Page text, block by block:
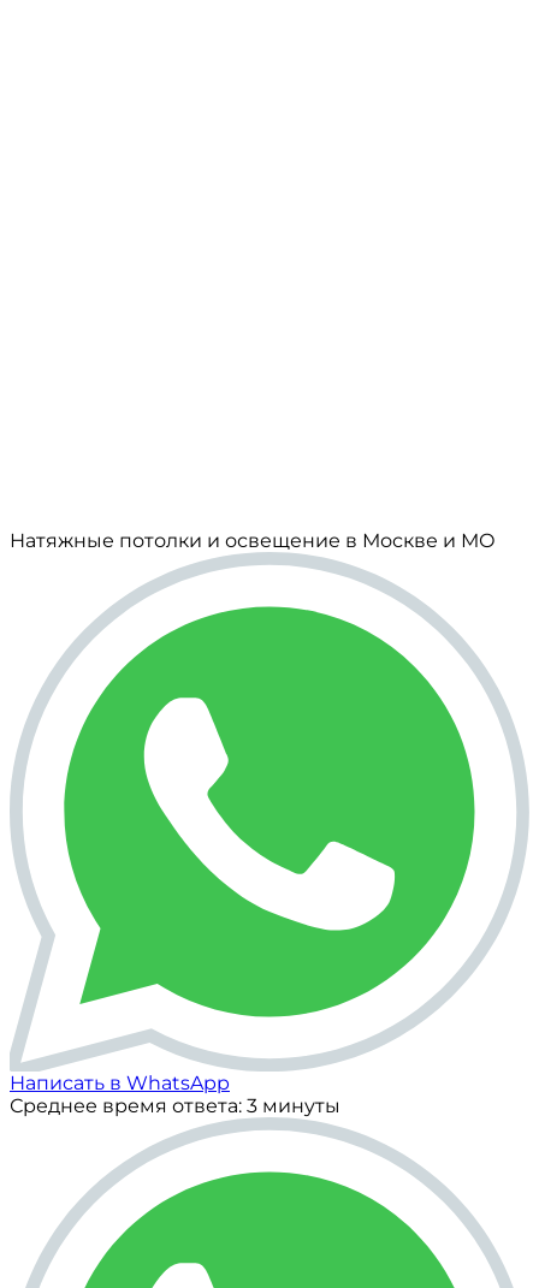
Натяжные потолки и освещение в Москве и МО
Написать в WhatsApp
Среднее время ответа: 3 минуты